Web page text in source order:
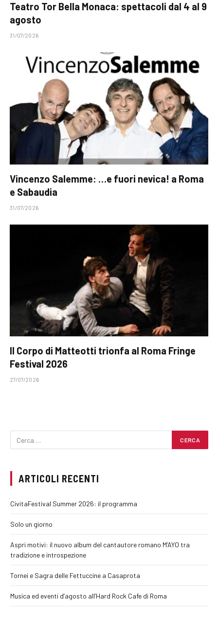
Teatro Tor Bella Monaca: spettacoli dal 4 al 9
agosto
31/07/2026
Vincenzo Salemme: …e fuori nevica! a Roma
e Sabaudia
31/07/2026
Il Corpo di Matteotti trionfa al Roma Fringe
Festival 2026
27/07/2026
ARTICOLI RECENTI
CivitaFestival Summer 2026: il programma
Solo un giorno
Aspri motivi: il nuovo album del cantautore romano M’AYO tra
tradizione e introspezione
Tornei e Sagra delle Fettuccine a Casaprota
Musica ed eventi d’agosto all’Hard Rock Cafe di Roma